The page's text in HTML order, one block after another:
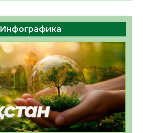
Инфографика